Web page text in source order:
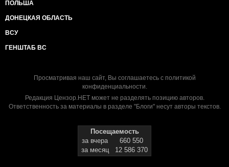
ПОЛЬША
ДОНЕЦКАЯ ОБЛАСТЬ
ВСУ
ГЕНШТАБ ВС
Просматривая наш сайт, Вы соглашаетесь с политикой
конфиденциальности.
Редакция Цензор.НЕТ может не разделять позицию авторов.
Ответственность за материалы в разделе "Блоги" несут авторы текстов.
Посещаемость
за вчера
660 550
за месяц
12 586 370